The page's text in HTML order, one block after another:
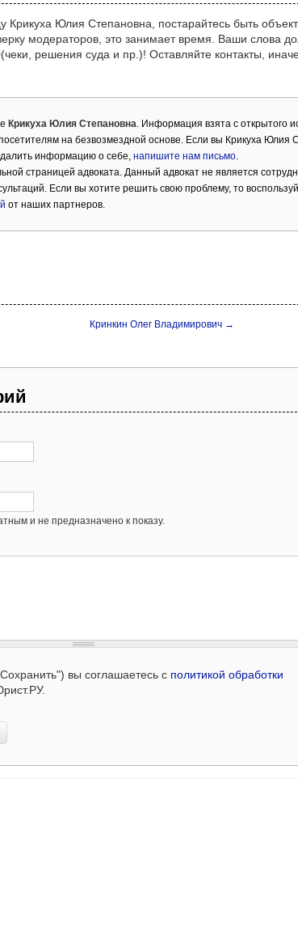
Крикуха Юлия Степановна, постарайтесь быть
модераторов, это занимает время. Ваши слова
решения суда и пр.)! Оставляйте контакты,
Крикуха Юлия Степановна. Информация взята с открытого
на безвозмездной основе. Если вы Крикуха Юлия
информацию о себе, напишите нам письмо.
страницей адвоката. Данный адвокат не является
Если вы хотите решить свою проблему, то
от наших партнеров.
Кринкин Олег Владимирович →
и не предназначено к показу.
вы соглашаетесь с политикой обработки